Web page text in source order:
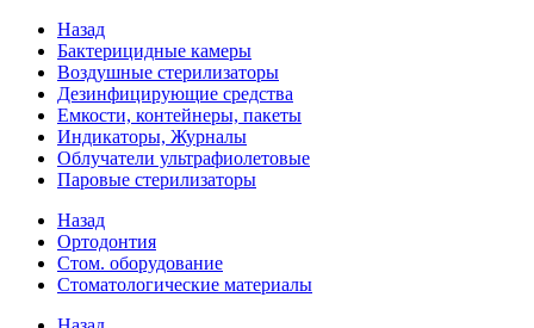
Назад
Бактерицидные камеры
Воздушные стерилизаторы
Дезинфицирующие средства
Емкости, контейнеры, пакеты
Индикаторы, Журналы
Облучатели ультрафиолетовые
Паровые стерилизаторы
Назад
Ортодонтия
Стом. оборудование
Стоматологические материалы